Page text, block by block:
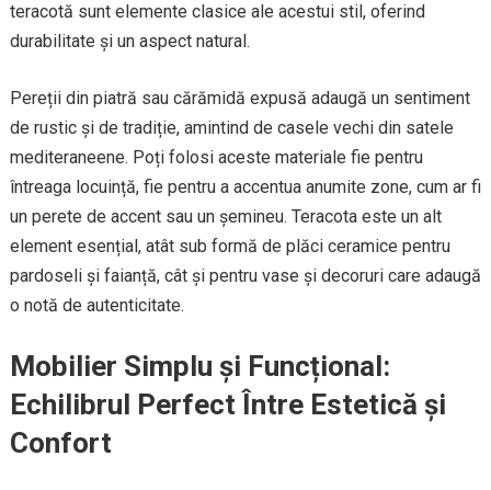
teracotă sunt elemente clasice ale acestui stil, oferind
durabilitate și un aspect natural.
Pereții din piatră sau cărămidă expusă adaugă un sentiment
de rustic și de tradiție, amintind de casele vechi din satele
mediteraneene. Poți folosi aceste materiale fie pentru
întreaga locuință, fie pentru a accentua anumite zone, cum ar fi
un perete de accent sau un șemineu. Teracota este un alt
element esențial, atât sub formă de plăci ceramice pentru
pardoseli și faianță, cât și pentru vase și decoruri care adaugă
o notă de autenticitate.
Mobilier Simplu și Funcțional:
Echilibrul Perfect Între Estetică și
Confort